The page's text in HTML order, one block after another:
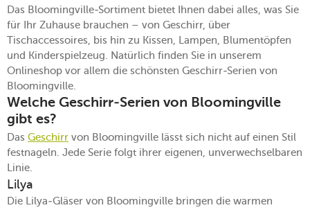
Das Bloomingville-Sortiment bietet Ihnen dabei alles, was Sie
für Ihr Zuhause brauchen – von Geschirr, über
Tischaccessoires, bis hin zu Kissen, Lampen, Blumentöpfen
und Kinderspielzeug. Natürlich finden Sie in unserem
Onlineshop vor allem die schönsten Geschirr-Serien von
Bloomingville.
Welche Geschirr-Serien von Bloomingville
gibt es?
Das Geschirr von Bloomingville lässt sich nicht auf einen Stil
festnageln. Jede Serie folgt ihrer eigenen, unverwechselbaren
Linie.
Lilya
Die Lilya-Gläser von Bloomingville bringen die warmen